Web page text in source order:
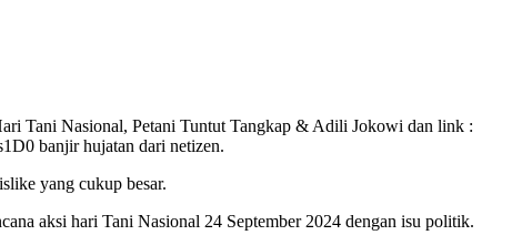
Tani Nasional, Petani Tuntut Tangkap & Adili Jokowi dan link :
banjir hujatan dari netizen.
yang cukup besar.
aksi hari Tani Nasional 24 September 2024 dengan isu politik.